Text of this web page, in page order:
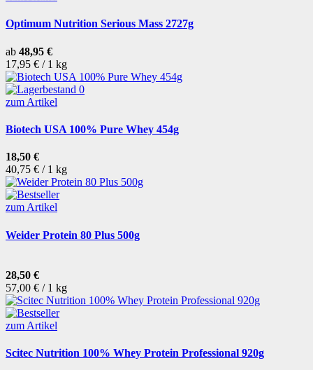
Optimum Nutrition Serious Mass 2727g
ab 48,95 €
17,95 € / 1 kg
zum Artikel
Biotech USA 100% Pure Whey 454g
18,50 €
40,75 € / 1 kg
zum Artikel
Weider Protein 80 Plus 500g
28,50 €
57,00 € / 1 kg
zum Artikel
Scitec Nutrition 100% Whey Protein Professional 920g